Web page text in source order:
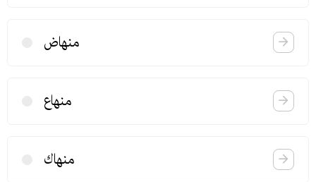
منهاض
منهاع
منهاك